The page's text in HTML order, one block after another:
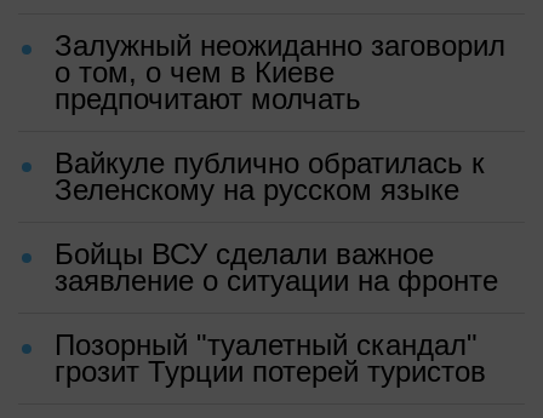
Залужный неожиданно заговорил
о том, о чем в Киеве
предпочитают молчать
Вайкуле публично обратилась к
Зеленскому на русском языке
Бойцы ВСУ сделали важное
заявление о ситуации на фронте
Позорный "туалетный скандал"
грозит Турции потерей туристов